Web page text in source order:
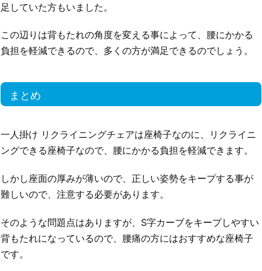
足していた方もいました。
この辺りは背もたれの角度を変える事によって、腰にかかる
負担を軽減できるので、多くの方が満足できるのでしょう。
まとめ
一人掛け リクライニングチェアは座椅子なのに、リクライニ
ングできる座椅子なので、腰にかかる負担を軽減できます。
しかし座面の厚みが薄いので、正しい姿勢をキープする事が
難しいので、注意する必要があります。
そのような問題点はありますが、S字カーブをキープしやすい
背もたれになっているので、腰痛の方にはおすすめな座椅子
です。